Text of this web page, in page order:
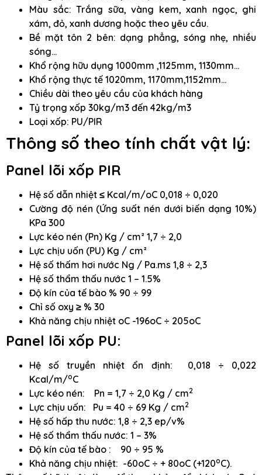
Màu sắc: Trắng sữa, vàng kem, xanh ngọc, ghi
xám, đỏ, xanh dương hoặc theo yêu cầu.
Bề mặt tôn 2 bên: dạng phẳng, sóng nhẹ, nhiều
sóng…
Khổ rộng hữu dụng 1000mm ,1125mm, 1130mm…
Khổ rộng thực tế 1020mm, 1170mm,1152mm…
Chiều dài theo yêu cầu của khách hàng
Tỷ trọng xốp 30kg/m3 đến 42kg/m3
Loại xốp: PU/PIR
Thông số theo tính chất vật lý:
Panel lõi xốp PIR
Hệ số dẫn nhiệt ≤ Kcal/m/oC 0,018 ÷ 0,020
Cường độ nén (Ứng suất nén dưới biến dạng 10%)
KPa 300
Lực kéo nén (Pn) Kg / cm² 1,7 ÷ 2,0
Lực chịu uốn (PU) Kg / cm²
Hệ số thấm hơi nước Ng / Pa.ms 1,8 ÷ 2,3
Hệ số thẩm thấu nước 1 – 1.5%
Độ kín của tế bào % 90 ÷ 99
Chỉ số oxy ≥ % 30
Khả năng chịu nhiệt oC -196oC ÷ 205oC
Panel lõi xốp PU:
Hệ số truyền nhiệt ổn định: 0,018 ÷ 0,022
Kcal/m/oC
Lực kéo nén: Pn = 1,7 ÷ 2,0 Kg / cm2
Lực chịu uốn: Pu = 40 ÷ 69 Kg / cm2
Hệ số hấp thu nước: 1,8 ÷ 2,3 ep/v%
Hệ số thẩm thấu nước: 1 – 3%
Độ kín của tế bào : 90 ÷ 95 %
Khả năng chịu nhiệt: -60oC ÷ + 80oC (+120oC).